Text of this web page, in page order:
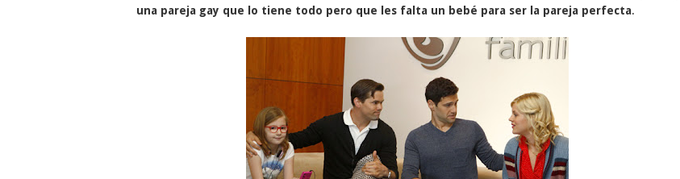
una pareja gay que lo tiene todo pero que les falta un bebé para ser la pareja perfecta.